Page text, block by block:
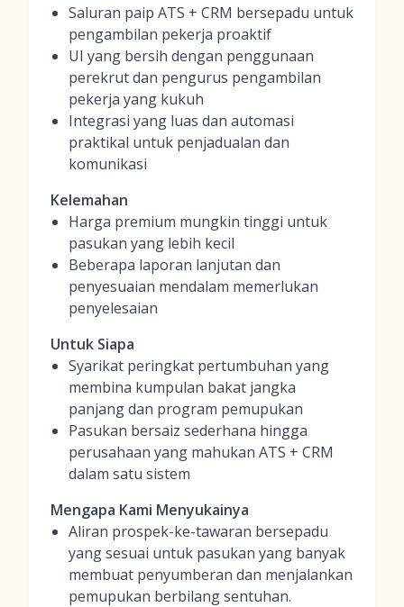
Saluran paip ATS + CRM bersepadu untuk
pengambilan pekerja proaktif
UI yang bersih dengan penggunaan
perekrut dan pengurus pengambilan
pekerja yang kukuh
Integrasi yang luas dan automasi
praktikal untuk penjadualan dan
komunikasi
Kelemahan
Harga premium mungkin tinggi untuk
pasukan yang lebih kecil
Beberapa laporan lanjutan dan
penyesuaian mendalam memerlukan
penyelesaian
Untuk Siapa
Syarikat peringkat pertumbuhan yang
membina kumpulan bakat jangka
panjang dan program pemupukan
Pasukan bersaiz sederhana hingga
perusahaan yang mahukan ATS + CRM
dalam satu sistem
Mengapa Kami Menyukainya
Aliran prospek-ke-tawaran bersepadu
yang sesuai untuk pasukan yang banyak
membuat penyumberan dan menjalankan
pemupukan berbilang sentuhan.